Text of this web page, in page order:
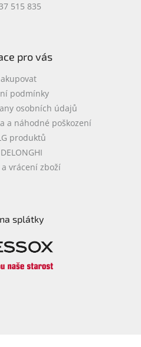
515 835
pro vás
podmínky
osobních údajů
a náhodné poškození
produktů
a vrácení zboží
splátky